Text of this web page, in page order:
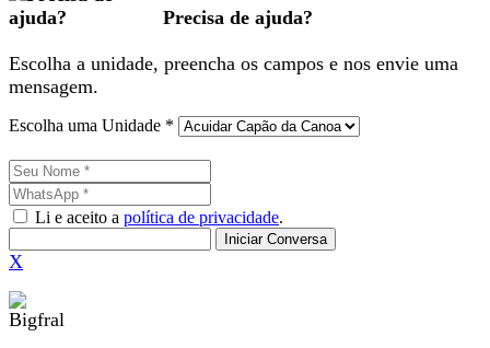
Precisa de ajuda?
Escolha a unidade, preencha os campos e nos envie uma
mensagem.
Escolha uma Unidade *
Li e aceito a política de privacidade.
Iniciar Conversa
X